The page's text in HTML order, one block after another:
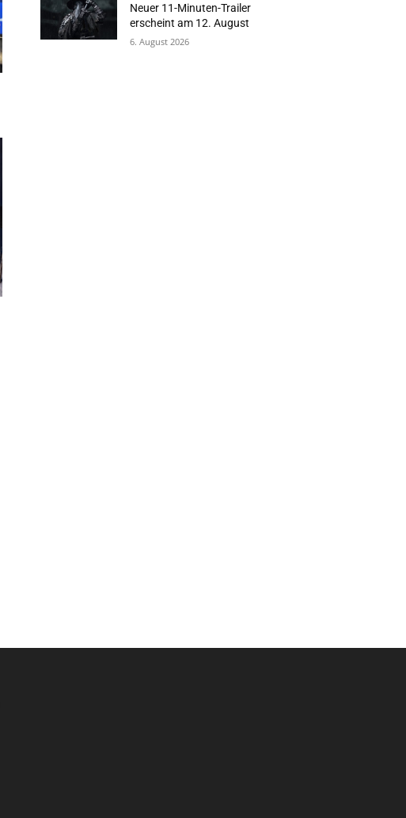
Neuer 11-Minuten-Trailer
erscheint am 12. August
6. August 2026